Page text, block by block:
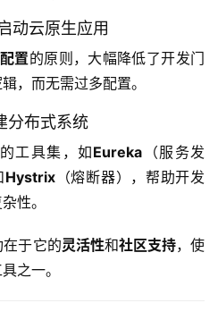
动云原生应用
置的原则，大幅降低了开发门
，而无需过多配置。
分布式系统
工具集，如Eureka （服务发
Hystrix （熔断器），帮助开发
性。
于它的灵活性和社区支持，使
之一。